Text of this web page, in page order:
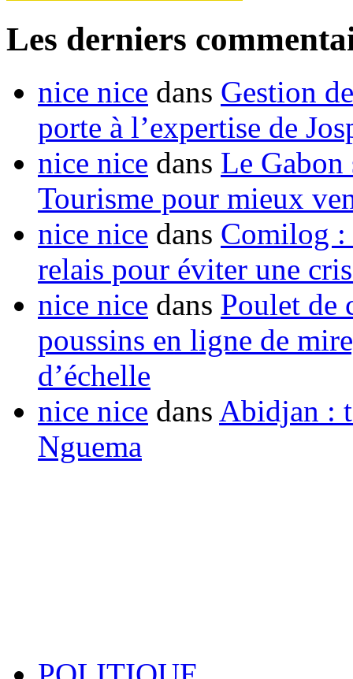
Les derniers
nice nice dans Gestion
porte à l’expertise de
nice nice dans Le Gabon
Tourisme pour mieux
nice nice dans Comilog :
relais pour éviter une
nice nice dans Poulet de
poussins en ligne de
d’échelle
nice nice dans Abidjan :
Nguema